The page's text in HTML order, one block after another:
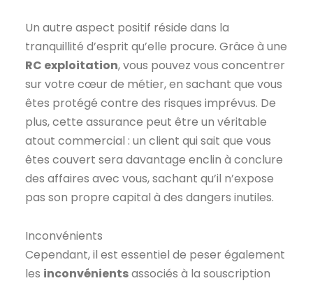
Un autre aspect positif réside dans la
tranquillité d’esprit qu’elle procure. Grâce à une
RC exploitation, vous pouvez vous concentrer
sur votre cœur de métier, en sachant que vous
êtes protégé contre des risques imprévus. De
plus, cette assurance peut être un véritable
atout commercial : un client qui sait que vous
êtes couvert sera davantage enclin à conclure
des affaires avec vous, sachant qu’il n’expose
pas son propre capital à des dangers inutiles.
Inconvénients
Cependant, il est essentiel de peser également
les inconvénientsassociés à la souscription